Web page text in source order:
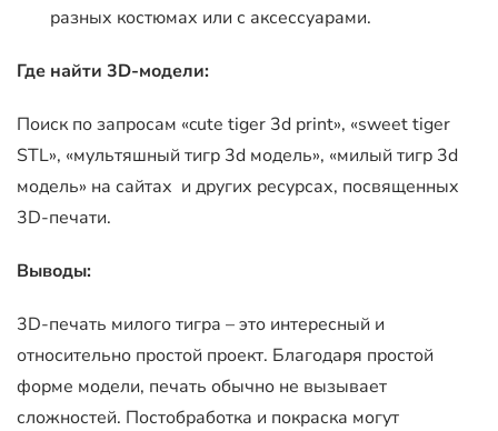
разных костюмах или с аксессуарами.
Где найти 3D-модели:
Поиск по запросам «cute tiger 3d print», «sweet tiger
STL», «мультяшный тигр 3d модель», «милый тигр 3d
модель» на сайтах и других ресурсах, посвященных
3D-печати.
Выводы:
3D-печать милого тигра – это интересный и
относительно простой проект. Благодаря простой
форме модели, печать обычно не вызывает
сложностей. Постобработка и покраска могут